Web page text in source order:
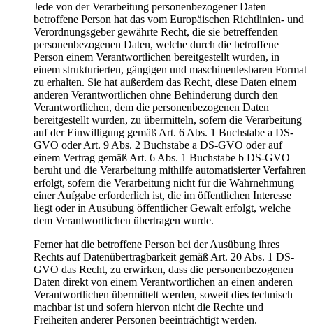
Jede von der Verarbeitung personenbezogener Daten
betroffene Person hat das vom Europäischen Richtlinien- und
Verordnungsgeber gewährte Recht, die sie betreffenden
personenbezogenen Daten, welche durch die betroffene
Person einem Verantwortlichen bereitgestellt wurden, in
einem strukturierten, gängigen und maschinenlesbaren Format
zu erhalten. Sie hat außerdem das Recht, diese Daten einem
anderen Verantwortlichen ohne Behinderung durch den
Verantwortlichen, dem die personenbezogenen Daten
bereitgestellt wurden, zu übermitteln, sofern die Verarbeitung
auf der Einwilligung gemäß Art. 6 Abs. 1 Buchstabe a DS-
GVO oder Art. 9 Abs. 2 Buchstabe a DS-GVO oder auf
einem Vertrag gemäß Art. 6 Abs. 1 Buchstabe b DS-GVO
beruht und die Verarbeitung mithilfe automatisierter Verfahren
erfolgt, sofern die Verarbeitung nicht für die Wahrnehmung
einer Aufgabe erforderlich ist, die im öffentlichen Interesse
liegt oder in Ausübung öffentlicher Gewalt erfolgt, welche
dem Verantwortlichen übertragen wurde.
Ferner hat die betroffene Person bei der Ausübung ihres
Rechts auf Datenübertragbarkeit gemäß Art. 20 Abs. 1 DS-
GVO das Recht, zu erwirken, dass die personenbezogenen
Daten direkt von einem Verantwortlichen an einen anderen
Verantwortlichen übermittelt werden, soweit dies technisch
machbar ist und sofern hiervon nicht die Rechte und
Freiheiten anderer Personen beeinträchtigt werden.